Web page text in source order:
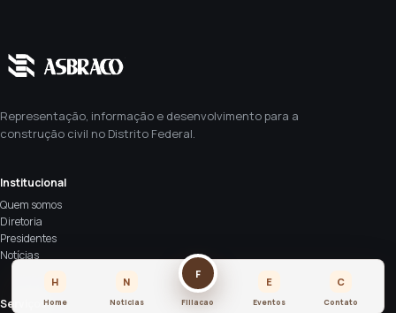
Representação, informação e desenvolvimento para a
construção civil no Distrito Federal.
Institucional
Quem somos
Diretoria
Presidentes
Notícias
Serviços
H
Home
N
Noticias
F
Filiacao
E
Eventos
C
Contato